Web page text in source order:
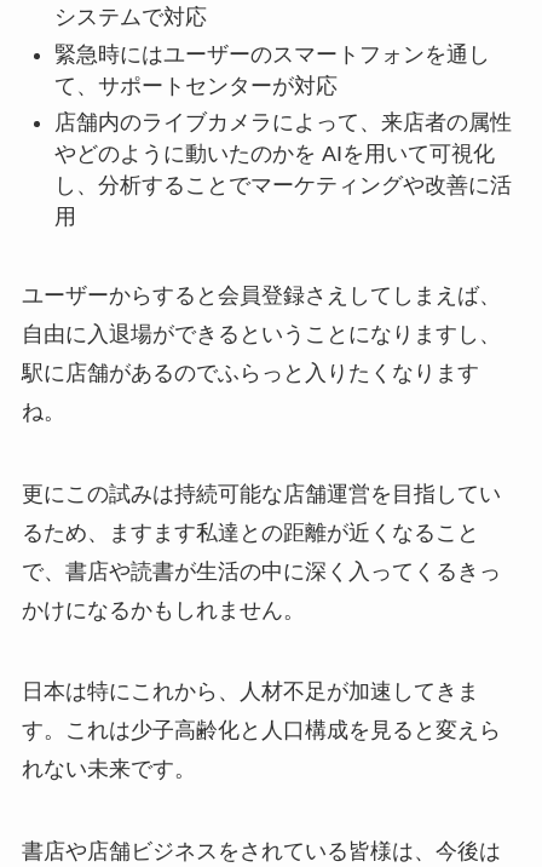
システムで対応
緊急時にはユーザーのスマートフォンを通し
て、サポートセンターが対応
店舗内のライブカメラによって、来店者の属性
やどのように動いたのかを AIを用いて可視化
し、分析することでマーケティングや改善に活
用
ユーザーからすると会員登録さえしてしまえば、
自由に入退場ができるということになりますし、
駅に店舗があるのでふらっと入りたくなります
ね。
更にこの試みは持続可能な店舗運営を目指してい
るため、ますます私達との距離が近くなること
で、書店や読書が生活の中に深く入ってくるきっ
かけになるかもしれません。
日本は特にこれから、人材不足が加速してきま
す。これは少子高齢化と人口構成を見ると変えら
れない未来です。
書店や店舗ビジネスをされている皆様は、今後は